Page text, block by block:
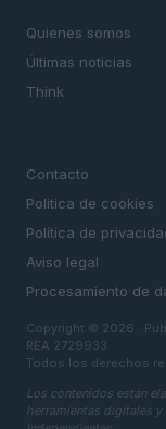
Quienes somos
Últimas noticias
Think
Contacto
Politica de cookies
Política de
Aviso legal
Procesamiento de
Copyright © 2026 ·
REA 2729933
Todos los derechos
Los contenidos están
herramientas digitales